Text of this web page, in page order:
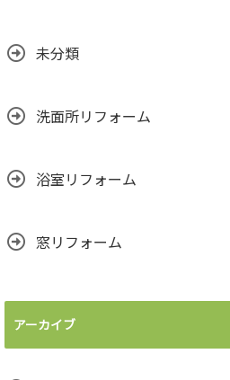
未分類
洗面所リフォーム
浴室リフォーム
窓リフォーム
アーカイブ